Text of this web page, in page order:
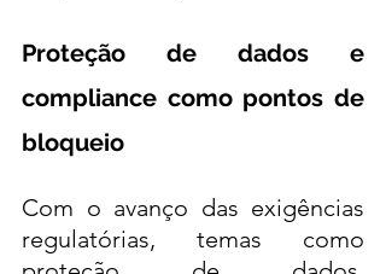
Proteção de dados e
compliance como pontos de
bloqueio
Com o avanço das exigências
regulatórias, temas como